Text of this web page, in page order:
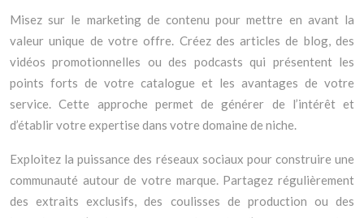
Misez sur le marketing de contenu pour mettre en avant la
valeur unique de votre offre. Créez des articles de blog, des
vidéos promotionnelles ou des podcasts qui présentent les
points forts de votre catalogue et les avantages de votre
service. Cette approche permet de générer de l’intérêt et
d’établir votre expertise dans votre domaine de niche.
Exploitez la puissance des réseaux sociaux pour construire une
communauté autour de votre marque. Partagez régulièrement
des extraits exclusifs, des coulisses de production ou des